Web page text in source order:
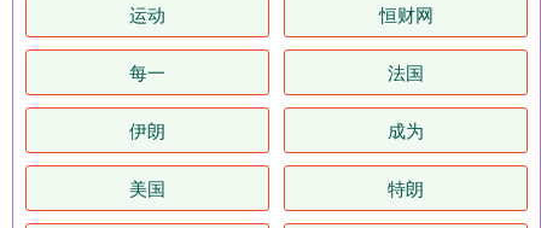
运动 恒财网
每一 法国
伊朗 成为
美国 特朗